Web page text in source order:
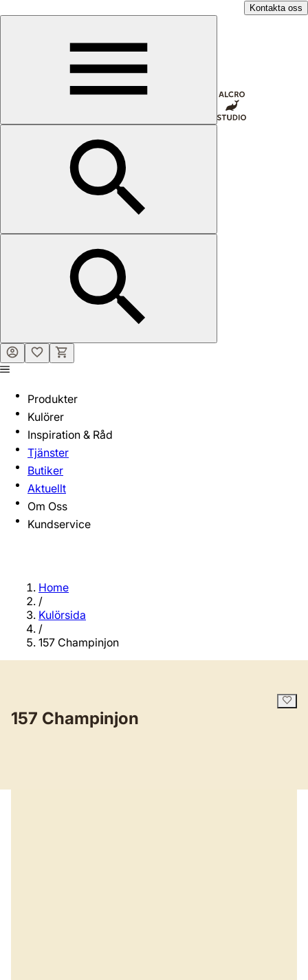
Kontakta oss
Produkter
Kulörer
Inspiration & Råd
Tjänster
Butiker
Aktuellt
Om Oss
Kundservice
Home
/
Kulörsida
/
157 Champinjon
157 Champinjon